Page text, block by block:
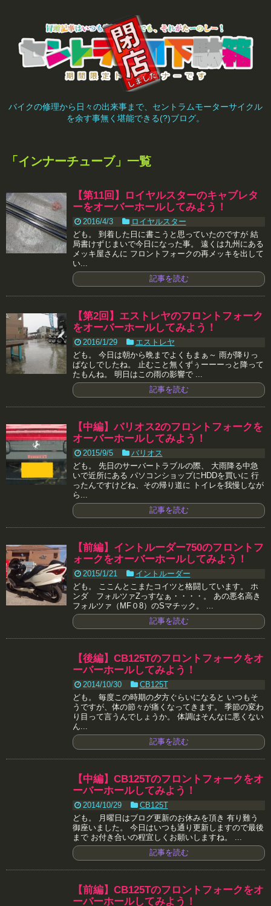
バイクの修理から日々の出来事まで、セントラムモーターサイクル
を余す事無く堪能できる(?)ブログ。
「 インナーチューブ」 一覧
【第11回】ロイヤルスターのキャブレタ
ーをオーバーホールしてみよう！
2016/4/3
ロイヤルスター
ども。 到着した日に書こうと思っていたのですが 結
局書けずじまいで今日になった事。 遠くは九州にある
メッキ屋さんに フロントフォークの再メッキを出して
い...
記事を読む
【第2回】エストレヤのフロントフォーク
をオーバーホールしてみよう！
2016/1/29
エストレヤ
ども。 今日は朝から晩までよくもまぁ～ 雨が降りっ
ぱなしでしたね。 止むこと無くずぅーーーっと降って
たもんね。 明日はこの雨の影響で ...
記事を読む
【中編】バリオス2のフロントフォークを
オーバーホールしてみよう！
2015/9/5
バリオス
ども。 先日のサーバートラブルの際、 大雨降る中急
いで近所にある パソコンショップにHDDを買いに 行
ったんですけどね、その帰り道に トイレを我慢しなが
ら...
記事を読む
【前編】イントルーダー750のフロントフ
ォークをオーバーホールしてみよう！
2015/1/21
イントルーダー
ども。 ここんとこまたコイツと格闘しています。 ホ
ンダ フォルツァZっすなぁ・・・・。 あの悪名高き
フォルツァ（MF０8）のSマチック。 ...
記事を読む
【後編】CB125Tのフロントフォークをオ
ーバーホールしてみよう！
2014/10/30
CB125T
ども。 毎度この時期の夕方ぐらいになると いつもそ
うですが、体の節々が痛くなってきます。 季節の変わ
り目って言うんでしょうか。 体調はそんなに悪くない
ん...
記事を読む
【中編】CB125Tのフロントフォークをオ
ーバーホールしてみよう！
2014/10/29
CB125T
ども。 月曜日はブログ更新のお休みを頂き 有り難う
御座いました。 今日はいつも通り更新しますので最後
まで お付き合いの程宜しくお願いしますね。 ...
記事を読む
【前編】CB125Tのフロントフォークをオ
ーバーホールしてみよう！